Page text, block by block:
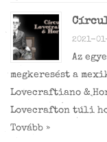
2021-
Az
megkeresést a
Lovecraftiano &
Lovecrafton túli
Tovább »